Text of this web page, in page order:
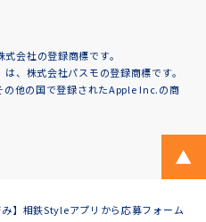
会社の登録商標です。
は、株式会社パスモの登録商標です。
の他の国で登録されたApple Inc.の商
み】相鉄Styleアプリから応募フォーム